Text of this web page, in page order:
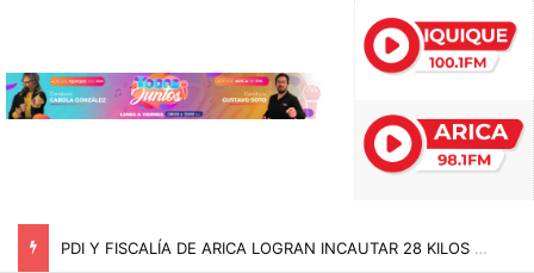
PDI Y FISCALÍA DE ARICA LOGRAN INCAUTAR 28 KILOS DE MARIHUANA OCULTOS EN UN CAMIÓN DE ALTO TONELAJE EN CHUNGARÁ